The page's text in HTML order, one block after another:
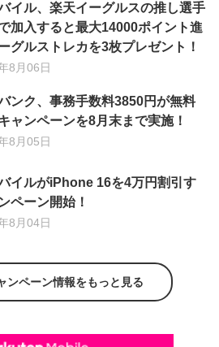
イル、楽天イーグルスの推し選手
加入すると最大14000ポイント進
グルストレカを3枚プレゼント！
8月06日
ンク、事務手数料3850円が無料
ャンペーンを8月末まで実施！
8月05日
イルがiPhone 16を4万円割引す
ペーン開始！
8月04日
ンペーン情報をもっと見る